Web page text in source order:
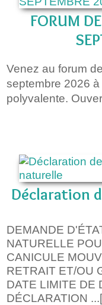
FORUM
Venez au forum
septembre 2026
polyvalente.
Déclaration
DEMANDE
NATURELLE
CANICULE
RETRAIT ET/OU
DATE LIMITE DE
DÉCLARATION